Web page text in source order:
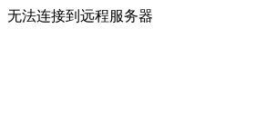
无法连接到远程服务器